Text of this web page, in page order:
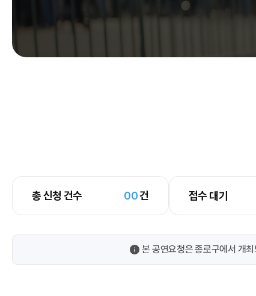
총 신청 건수 00건 접수 대기
본 공연요청은 종로구에서 개